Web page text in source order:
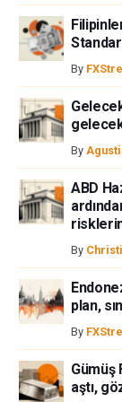
By
By
ABD
By
plan,
By
Gümüş
aştı,